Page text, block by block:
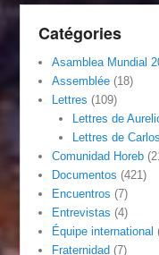
Catégories
Asamblea Mundial
Assemblée (18)
Lettres (109)
Lettres de
Lettres de
Comunidad Horeb
Documentos (421)
Encuentros (7)
Entrevistas (4)
Équipe international
Fraternidad (7)